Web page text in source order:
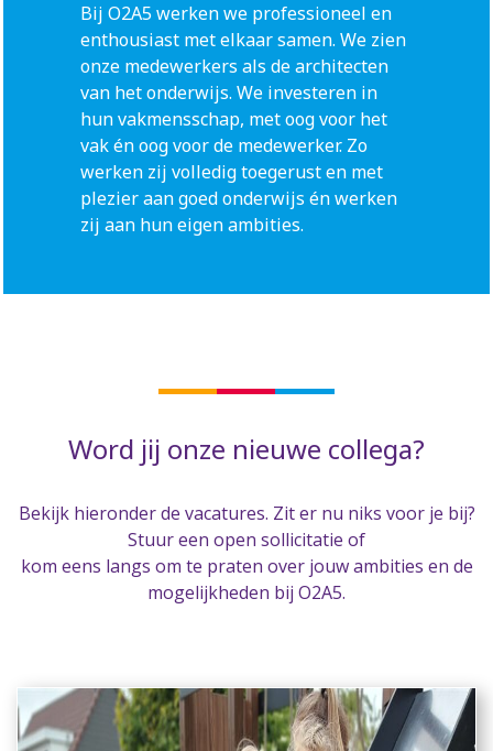
Bij O2A5 werken we professioneel en
enthousiast met elkaar samen. We zien
onze medewerkers als de architecten
van het onderwijs. We investeren in
hun vakmensschap, met oog voor het
vak én oog voor de medewerker. Zo
werken zij volledig toegerust en met
plezier aan goed onderwijs én werken
zij aan hun eigen ambities.
Word jij onze nieuwe collega?
Bekijk hieronder de vacatures. Zit er nu niks voor je bij?
Stuur een open sollicitatie of
kom eens langs om te praten over jouw ambities en de
mogelijkheden bij O2A5.